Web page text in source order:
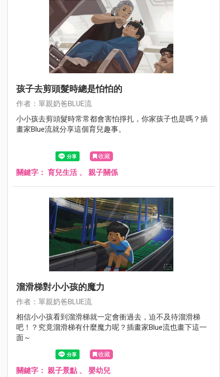
孩子去剪頭髮時總是怕怕的
作者：單親奶爸BLUE流
小小孩去剪頭髮時常常都會害怕掙扎，你家孩子也是嗎？插
畫家Blue流就分享這個育兒趣事。
收藏
關鍵字： 育兒生活、 親子關係
溜滑梯對小小孩的魔力
作者：單親奶爸BLUE流
相信小小孩看到溜滑梯就一定會衝過去，迫不及待溜滑梯
吧！？究竟溜滑梯有什麼魔力呢？插畫家Blue流也畫下這一
面～
收藏
關鍵字： 親子景點 、 嬰幼兒